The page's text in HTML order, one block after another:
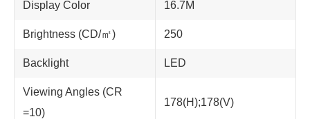
Display Color 16.7M
Brightness (CD/㎡) 250
Backlight LED
Viewing Angles (CR
=10)
178(H);178(V)